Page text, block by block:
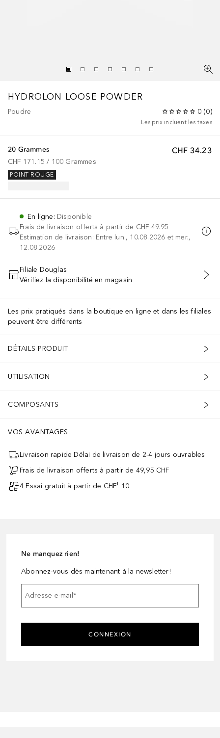
HYDROLON LOOSE POWDER
Poudre 0 (0)
Les prix incluent les taxes
CHF 34.23
20 Grammes
CHF 171.15 / 100 Grammes
POINT ROUGE
En ligne: Disponible
Frais de livraison offerts à partir de CHF 49.95
Estimation de livraison: Entre lun., 10.08.2026 et mer.,
12.08.2026
AJOUTER AU PANIER
Filiale Douglas
Vérifiez la disponibilité en magasin
Les prix pratiqués dans la boutique en ligne et dans les filiales
peuvent être différents
DÉTAILS PRODUIT
UTILISATION
COMPOSANTS
VOS AVANTAGES
Livraison rapide Délai de livraison de 2-4 jours ouvrables
Frais de livraison offerts à partir de 49,95 CHF
4 Essai gratuit à partir de CHF¹ 10
Ne manquez rien!
Abonnez-vous dès maintenant à la newsletter!
Adresse e-mail*
CONNEXION